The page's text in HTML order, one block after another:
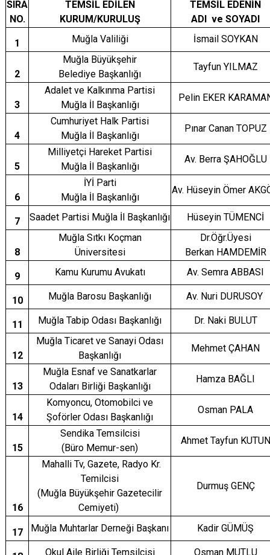
SIRA
NO.
TEMSİL EDİLEN
KURUM/KURULUŞ
TEMSİL EDENİN
ADI ve SOYADI
1 Muğla Valiliği İsmail SOYKAN
2
Muğla Büyükşehir
Belediye Başkanlığı
Tayfun YILMAZ
3
Adalet ve Kalkınma Partisi
Muğla İl Başkanlığı
Pelin EKER
4
Cumhuriyet Halk Partisi
Muğla İl Başkanlığı
Pınar Canan TOPUZ
5
Milliyetçi Hareket Partisi
Muğla İl Başkanlığı
Av. Berra ŞAHOĞLU
6
İYİ Parti
Muğla İl Başkanlığı
Av. Hüseyin Ömer
7 Saadet Partisi Muğla İl Başkanlığı Hüseyin TÜMENCİ
8
Muğla Sıtkı Koçman
Üniversitesi
Dr.Öğr.Üyesi
Berkan HAMDEMİR
9 Kamu Kurumu Avukatı Av. Semra ABBASI
10 Muğla Barosu Başkanlığı Av. Nuri DURUSOY
11 Muğla Tabip Odası Başkanlığı Dr. Naki BULUT
12
Muğla Ticaret ve Sanayi Odası
Başkanlığı
Mehmet ÇAHAN
13
Muğla Esnaf ve Sanatkarlar
Odaları Birliği Başkanlığı
Hamza BAĞLI
14
Komyoncu, Otomobilci ve
Şoförler Odası Başkanlığı
Osman PALA
15
Sendika Temsilcisi
(Büro Memur-sen)
Ahmet Tayfun KUTUN
16
Mahalli Tv, Gazete, Radyo Kr.
Temilcisi
(Muğla Büyükşehir Gazetecilir
Cemiyeti)
Durmuş GENÇ
17 Muğla Muhtarlar Derneği Başkanı Kadir GÜMÜŞ
Okul Aile Birliği Temsilcisi Osman MUTLU